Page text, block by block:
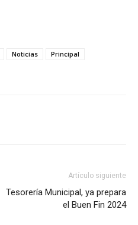
Noticias
Principal
Artículo siguiente
Tesorería Municipal, ya prepara
el Buen Fin 2024